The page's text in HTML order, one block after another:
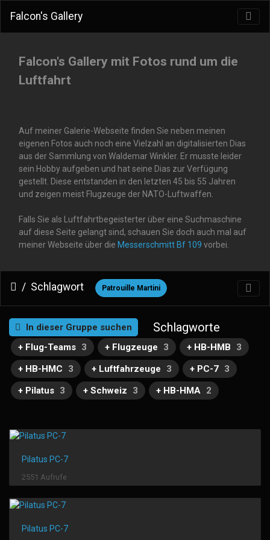
Falcon's Gallery
Falcon's Gallery mit Fotos rund um die
Luftfahrt
Auf meiner Galerie-Webseite finden Sie neben meinen
eigenen Fotos auch noch eine Vielzahl an digitalisierten Dias
aus der Sammlung von Waldemar Winkler. Er musste leider
sein Hobby aufgeben und hat seine Dias zur Verfügung
gestellt. Diese entstanden in den letzten 45 bis 55 Jahren
und zeigen meist Flugzeuge der NATO-Luftwaffen.
Falls Sie als Luftfahrtbegeisterter über eine Suchmaschine
auf diese Seite gelangt sind, schauen Sie doch auch mal auf
meiner Webseite über die Messerschmitt Bf 109 vorbei.
Schlagwort Patrouille Martini
In dieser Gruppe suchen Schlagworte
+ Flug-Teams 3 + Flugzeuge 3 + HB-HMB
3
+ HB-HMC
3 + Luftfahrzeuge 3 + PC-7 3
+ Pilatus 3 + Schweiz 3 + HB-HMA 2
Pilatus PC-7
2551 Aufrufe
Pilatus PC-7